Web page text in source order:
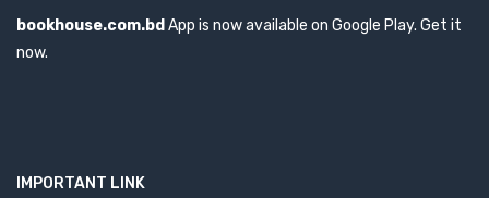
bookhouse.com.bd App is now available on Google Play. Get it
now.
IMPORTANT LINK